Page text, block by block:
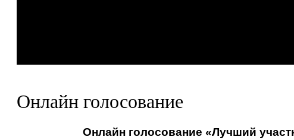
Онлайн голосование
Онлайн голосование «Лучший